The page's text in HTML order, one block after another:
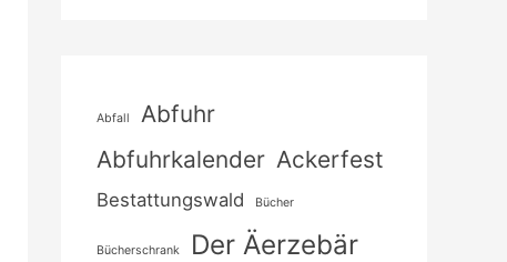
Abfall
Abfuhr
Abfuhrkalender Ackerfest
Bestattungswald Bücher
Bücherschrank Der Äerzebär